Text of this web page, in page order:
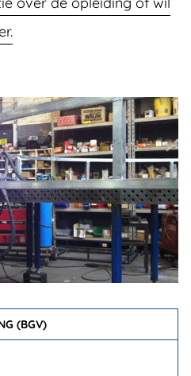
- CONSTRUCTIE
(BGV)